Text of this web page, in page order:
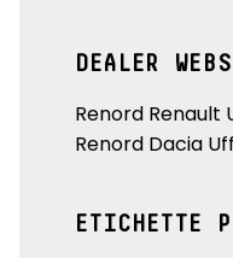
DEALER
Renord Renault
Renord Dacia
ETICHETTE